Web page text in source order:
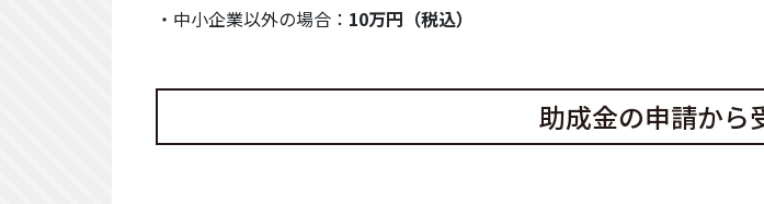
・中小企業以外の場合： 10万円（税込）
助成金の申請から